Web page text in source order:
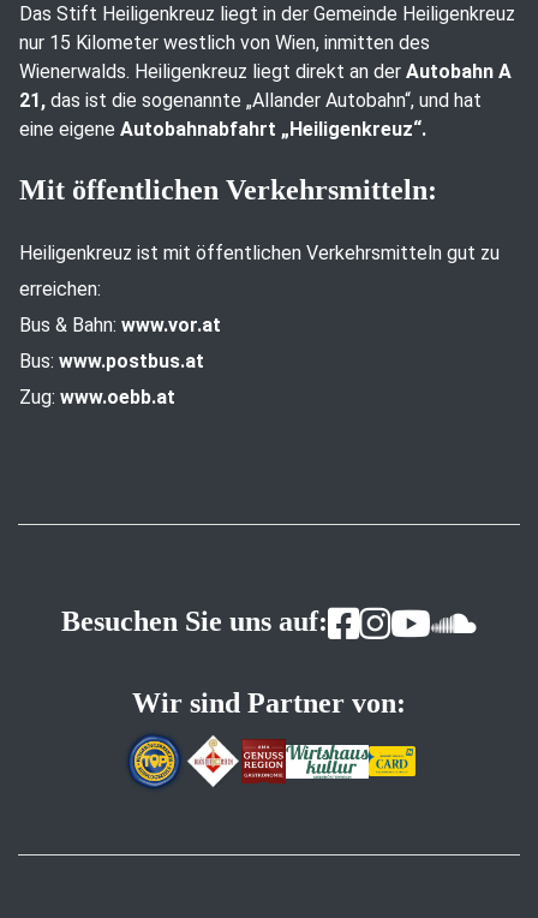
Das Stift Heiligenkreuz liegt in der Gemeinde Heiligenkreuz
nur 15 Kilometer westlich von Wien, inmitten des
Wienerwalds. Heiligenkreuz liegt direkt an der Autobahn A
21, das ist die sogenannte „Allander Autobahn“, und hat
eine eigene Autobahnabfahrt „Heiligenkreuz“.
Mit öffentlichen Verkehrsmitteln:
Heiligenkreuz ist mit öffentlichen Verkehrsmitteln gut zu
erreichen:
Bus & Bahn: www.vor.at
Bus: www.postbus.at
Zug: www.oebb.at
Besuchen Sie uns auf:
Wir sind Partner von: